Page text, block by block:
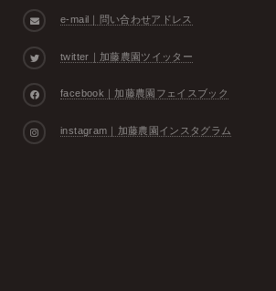
e-mail｜問い合わせアドレス
twitter｜加藤農園ツイッター
facebook｜加藤農園フェイスブック
instagram｜加藤農園インスタグラム